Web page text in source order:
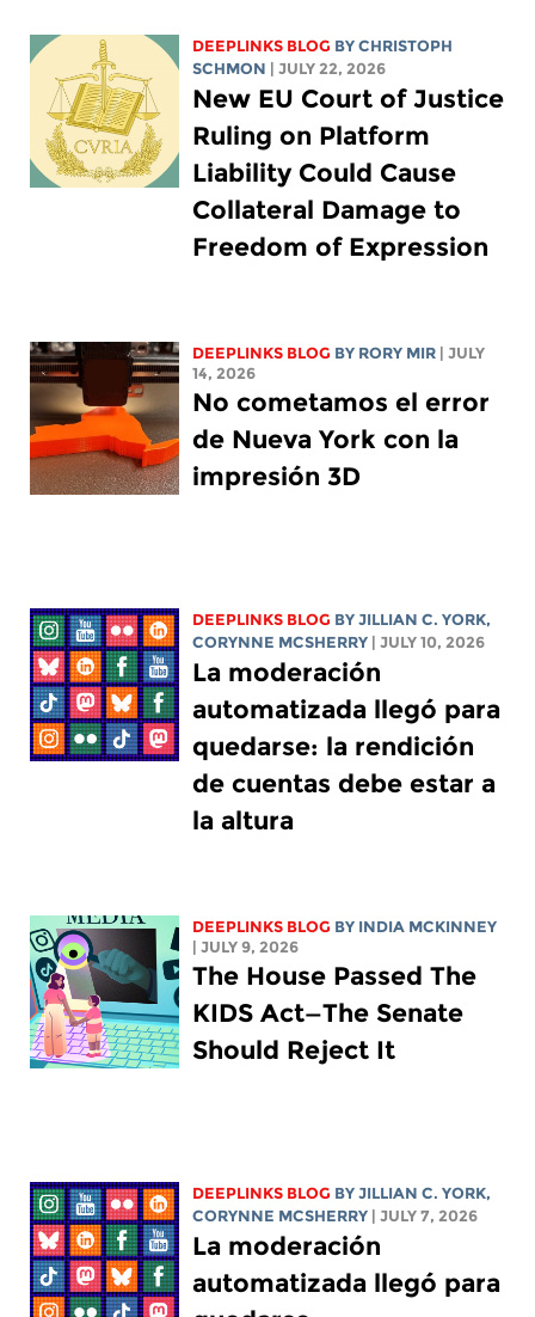
DEEPLINKS BLOG BYCHRISTOPH
SCHMON
| JULY 22, 2026
New EU Court of Justice
Ruling on Platform
Liability Could Cause
Collateral Damage to
Freedom of Expression
DEEPLINKS BLOG BY RORY MIR
| JULY
14, 2026
No cometamos el error
de Nueva York con la
impresión 3D
DEEPLINKS BLOG BYJILLIAN C. YORK,
CORYNNE MCSHERRY
| JULY 10, 2026
La moderación
automatizada llegó para
quedarse: la rendición
de cuentas debe estar a
la altura
DEEPLINKS BLOG BY INDIA MCKINNEY
| JULY 9, 2026
The House Passed The
KIDS Act—The Senate
Should Reject It
DEEPLINKS BLOG BYJILLIAN C. YORK,
CORYNNE MCSHERRY
| JULY 7, 2026
La moderación
automatizada llegó para